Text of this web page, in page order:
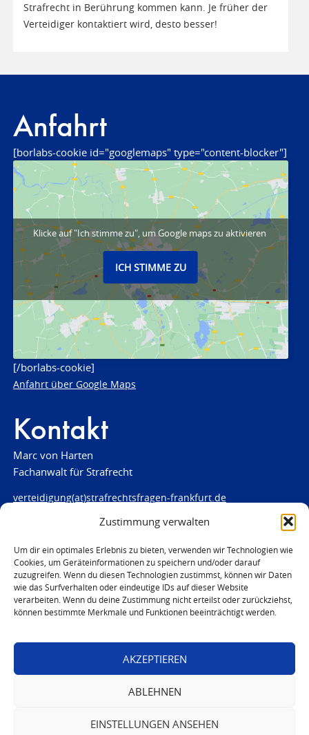
Zustimmung verwalten
Um dir ein optimales Erlebnis zu bieten, verwenden wir Technologien wie
Cookies, um Geräteinformationen zu speichern und/oder darauf
zuzugreifen. Wenn du diesen Technologien zustimmst, können wir Daten
wie das Surfverhalten oder eindeutige IDs auf dieser Website
verarbeiten. Wenn du deine Zustimmung nicht erteilst oder zurückziehst,
können bestimmte Merkmale und Funktionen beeinträchtigt werden.
AKZEPTIEREN
ABLEHNEN
EINSTELLUNGEN ANSEHEN
Strafrecht in Berührung kommen kann. Je früher der
Verteidiger kontaktiert wird, desto besser!
Anfahrt
[borlabs-cookie id="googlemaps" type="content-blocker"]
Klicke auf "Ich stimme zu", um Google maps zu aktivieren
ICH STIMME ZU
[/borlabs-cookie]
Anfahrt über Google Maps
Kontakt
Marc von Harten
Fachanwalt für Strafrecht
verteidigung(at)strafrechtsfragen-frankfurt.de
www.strafrechtsfragen-frankfurt.de
Louisenstraße 84
61348 Bad Homburg
Telefon:06172 - 66 28 00
Telefax: 06172 - 66 28 01
0171 - 691 67 67